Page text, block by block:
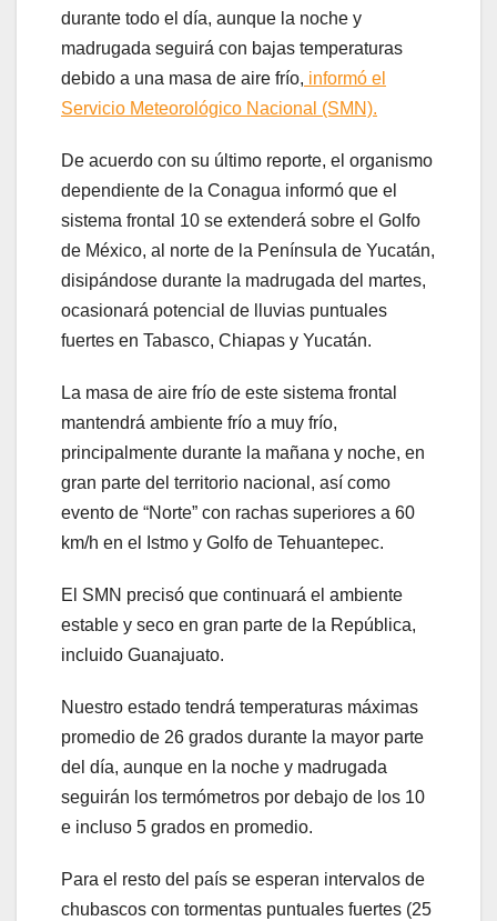
durante todo el día, aunque la noche y
madrugada seguirá con bajas temperaturas
debido a una masa de aire frío, informó el
Servicio Meteorológico Nacional (SMN).
De acuerdo con su último reporte, el organismo
dependiente de la Conagua informó que el
sistema frontal 10 se extenderá sobre el Golfo
de México, al norte de la Península de Yucatán,
disipándose durante la madrugada del martes,
ocasionará potencial de lluvias puntuales
fuertes en Tabasco, Chiapas y Yucatán.
La masa de aire frío de este sistema frontal
mantendrá ambiente frío a muy frío,
principalmente durante la mañana y noche, en
gran parte del territorio nacional, así como
evento de “Norte” con rachas superiores a 60
km/h en el Istmo y Golfo de Tehuantepec.
El SMN precisó que continuará el ambiente
estable y seco en gran parte de la República,
incluido Guanajuato.
Nuestro estado tendrá temperaturas máximas
promedio de 26 grados durante la mayor parte
del día, aunque en la noche y madrugada
seguirán los termómetros por debajo de los 10
e incluso 5 grados en promedio.
Para el resto del país se esperan intervalos de
chubascos con tormentas puntuales fuertes (25